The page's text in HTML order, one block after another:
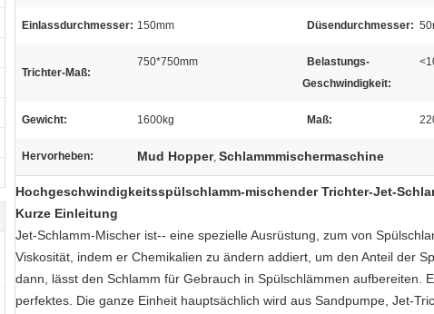
Einlassdurchmesser: 150mm Düsendurchmesser:
Trichter-Maß:
750*750mm
Belastungs-
Geschwindigkeit:
Gewicht: 1600kg Maß:
Hervorheben: Mud Hopper, Schlammmischermaschine
Hochgeschwindigkeitsspülschlamm-mischender Trichter-Jet-
Kurze Einleitung
Jet-Schlamm-Mischer ist-- eine spezielle Ausrüstung, zum von
Viskosität, indem er Chemikalien zu ändern addiert, um den Anteil der
dann, lässt den Schlamm für Gebrauch in Spülschlämmen aufbereiten.
perfektes. Die ganze Einheit hauptsächlich wird aus Sandpumpe, Jet-